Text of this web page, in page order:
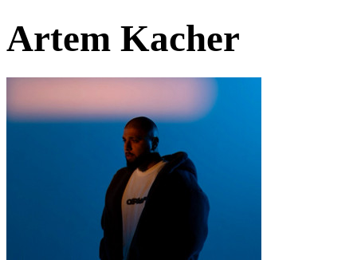
Artem Kacher